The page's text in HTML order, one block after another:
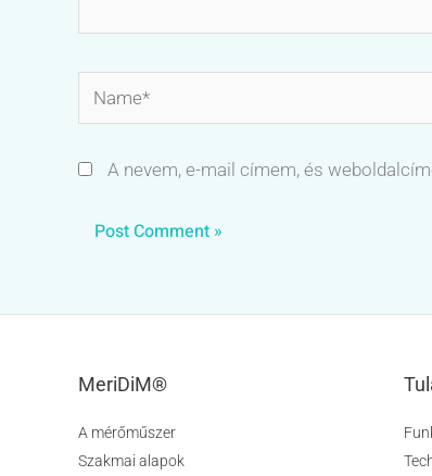
Name*
A nevem, e-mail címem, és
MeriDiM®
A mérőműszer
Szakmai alapok